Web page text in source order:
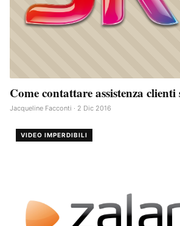
Come contattare assistenza clienti
Jacqueline Facconti · 2 Dic 2016
VIDEO IMPERDIBILI